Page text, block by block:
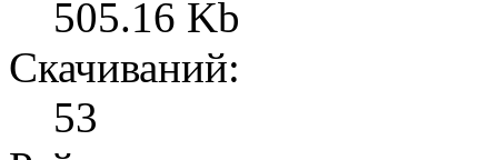
505.16 Kb
Скачиваний:
53